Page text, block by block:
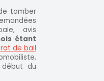
tomber
avis
étant
de bail
du